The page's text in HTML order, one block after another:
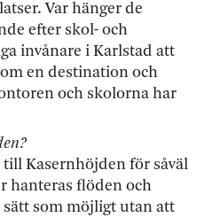
Var hänger de
efter skol- och
invånare i Karlstad att
en destination och
och skolorna har
Kasernhöjden för såväl
hanteras flöden och
som möjligt utan att